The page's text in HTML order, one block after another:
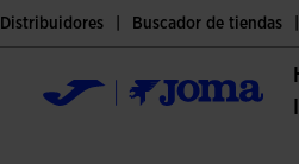
Distribuidores Buscador de tiendas